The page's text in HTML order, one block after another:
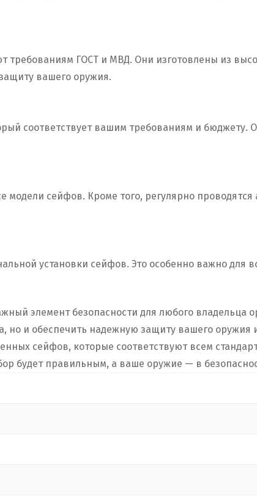
требованиям ГОСТ и МВД. Они изготовлены из
вашего оружия.
соответствует вашим требованиям и бюджету.
модели сейфов. Кроме того, регулярно
установки сейфов. Это особенно важно для
элемент безопасности для любого
но и обеспечить надежную защиту вашего
сейфов, которые соответствуют всем
будет правильным, а ваше оружие — в